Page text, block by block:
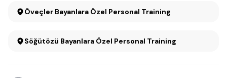
Öveçler Bayanlara Özel Personal Training
Söğütözü Bayanlara Özel Personal Training